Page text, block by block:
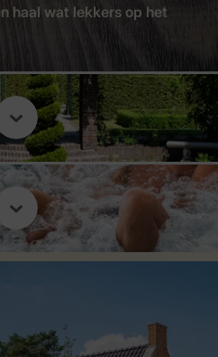
haal wat lekkers op het